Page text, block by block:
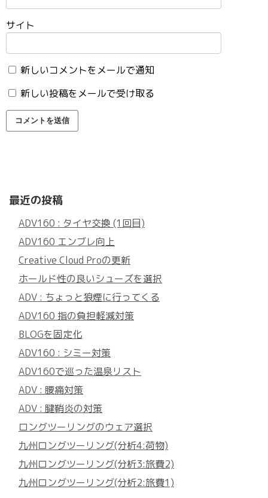
サイト
新しいコメントをメールで通知
新しい投稿をメールで受け取る
最近の投稿
ADV160 : タイヤ交換 (1回目)
ADV160 エンブレ向上
Creative Cloud Proの更新
ホールド性の良いシューズを選択
ADV : ちょっと狼煙に行ってくる
ADV160 指の負担軽減対策
BLOGを固定化
ADV160 : シミー対策
ADV160で巡った温泉リスト
ADV : 腰痛対策
ADV : 腱鞘炎の対策
ロングツーリングのウェア選択
九州ロングツーリング(分析4:荷物)
九州ロングツーリング(分析3:旅費2)
九州ロングツーリング(分析2:旅費1)